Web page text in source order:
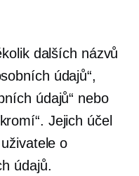
dalších názvů
údajů“,
údajů“ nebo
Jejich účel
o
údajů.